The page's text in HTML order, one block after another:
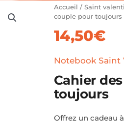
Accueil / Saint
couple pour toujours
14,50€
Notebook Saint
Cahier
toujours
Offrez un cadeau
quantité
de
des
A5
couple
pour
toujours